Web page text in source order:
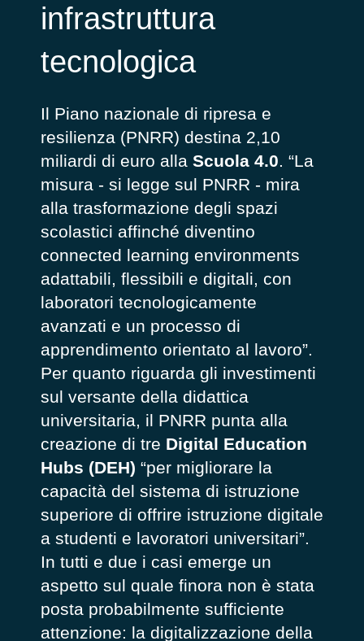
infrastruttura
tecnologica
Il Piano nazionale di ripresa e
resilienza (PNRR) destina 2,10
miliardi di euro alla Scuola 4.0. “La
misura - si legge sul PNRR - mira
alla trasformazione degli spazi
scolastici affinché diventino
connected learning environments
adattabili, flessibili e digitali, con
laboratori tecnologicamente
avanzati e un processo di
apprendimento orientato al lavoro”.
Per quanto riguarda gli investimenti
sul versante della didattica
universitaria, il PNRR punta alla
creazione di tre Digital Education
Hubs (DEH) “per migliorare la
capacità del sistema di istruzione
superiore di offrire istruzione digitale
a studenti e lavoratori universitari”.
In tutti e due i casi emerge un
aspetto sul quale finora non è stata
posta probabilmente sufficiente
attenzione: la digitalizzazione della